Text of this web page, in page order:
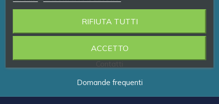
Prodotti
Brand
Domande frequenti
RIFIUTA TUTTI
ACCETTO